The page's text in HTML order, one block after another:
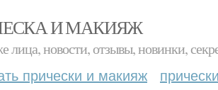
И МАКИЯЖ
новости, отзывы, новинки,
прически и макияж